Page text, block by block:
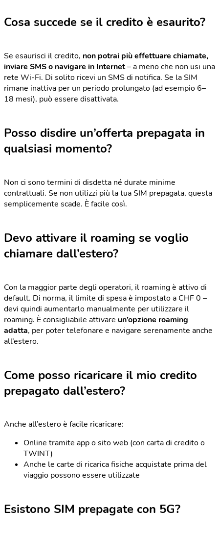
Cosa succede se il credito è esaurito?
Se esaurisci il credito, non potrai più effettuare chiamate,
inviare SMS o navigare in Internet– a meno che non usi una
rete Wi-Fi. Di solito ricevi un SMS di notifica. Se la SIM
rimane inattiva per un periodo prolungato (ad esempio 6–
18 mesi), può essere disattivata.
Posso disdire un’offerta prepagata in
qualsiasi momento?
Non ci sono termini di disdetta né durate minime
contrattuali. Se non utilizzi più la tua SIM prepagata, questa
semplicemente scade. È facile così.
Devo attivare il roaming se voglio
chiamare dall’estero?
Con la maggior parte degli operatori, il roaming è attivo di
default. Di norma, il limite di spesa è impostato a CHF 0 –
devi quindi aumentarlo manualmente per utilizzare il
roaming. È consigliabile attivare un’opzione roaming
adatta, per poter telefonare e navigare serenamente anche
all’estero.
Come posso ricaricare il mio credito
prepagato dall’estero?
Anche all’estero è facile ricaricare:
Online tramite app o sito web (con carta di credito o
TWINT)
Anche le carte di ricarica fisiche acquistate prima del
viaggio possono essere utilizzate
Esistono SIM prepagate con 5G?